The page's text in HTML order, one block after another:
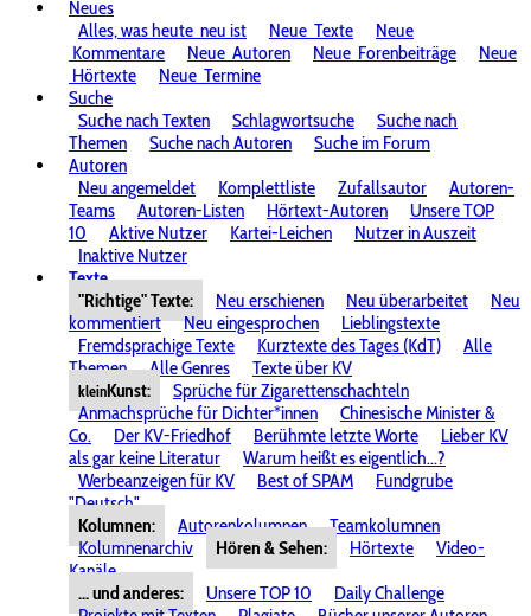
Neues
Alles, was heute neu ist Neue Texte
Neue
Kommentare
Neue Autoren Neue Forenbeiträge
Neue
Hörtexte
Neue Termine
Suche
Suche nach Texten
Schlagwortsuche
Suche nach
Themen
Suche nach Autoren
Suche im Forum
Autoren
Neu angemeldet
Komplettliste Zufallsautor
Autoren-
Teams
Autoren-Listen Hörtext-Autoren
Unsere TOP
10
Aktive Nutzer Kartei-Leichen
Nutzer in Auszeit
Inaktive Nutzer
Texte
"Richtige" Texte:
Neu erschienen Neu überarbeitet
Neu
kommentiert
Neu eingesprochen
Lieblingstexte
Fremdsprachige Texte
Kurztexte des Tages (KdT)
Alle
Themen
Alle Genres Texte über KV
kleinKunst:
Sprüche für Zigarettenschachteln
Anmachsprüche für Dichter*innen
Chinesische Minister &
Co.
Der KV-Friedhof Berühmte letzte Worte
Lieber KV
als gar keine Literatur
Warum heißt es eigentlich...?
Werbeanzeigen für KV
Best of SPAM
Fundgrube
"Deutsch"
Kolumnen:
Autorenkolumnen
Teamkolumnen
Kolumnenarchiv
Hören & Sehen: Hörtexte
Video-
Kanäle
... und anderes:
Unsere TOP 10
Daily Challenge